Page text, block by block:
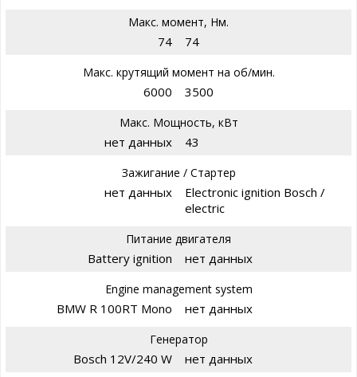
Макс. момент, Нм.
74 74
Макс. крутящий момент на об/мин.
6000 3500
Макс. Мощность, кВт
нет данных 43
Зажигание / Стартер
нет данных
Electronic ignition Bosch /
electric
Питание двигателя
Battery ignition нет данных
Engine management system
BMW R 100RT Mono нет данных
Генератор
Bosch 12V/240 W нет данных